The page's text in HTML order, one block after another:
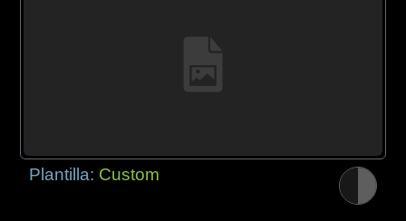
Plantilla: Custom